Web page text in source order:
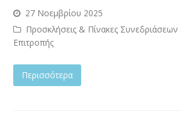
27 Νοεμβρίου 2025
Προσκλήσεις & Πίνακες Συνεδριάσεων
Επιτροπής
Περισσότερα